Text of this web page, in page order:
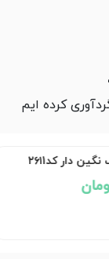
کرده ایم
دار کد۲۶۱1